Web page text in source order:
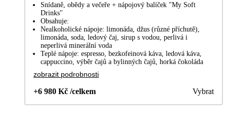
Snídaně, obědy a večeře + nápojový balíček "My Soft
Drinks"
Obsahuje:
Nealkoholické nápoje: limonáda, džus (různé příchutě),
limonáda, soda, ledový čaj, sirup s vodou, perlivá i
neperlivá minerální voda
Teplé nápoje: espresso, bezkofeinová káva, ledová káva,
cappuccino, výběr čajů a bylinných čajů, horká čokoláda
zobrazit podrobnosti
+6 980 Kč /celkem Vybrat